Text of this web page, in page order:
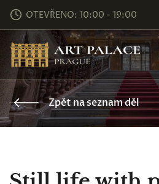
OTEVŘENO: 10:00 - 19:00
Zpět na seznam děl